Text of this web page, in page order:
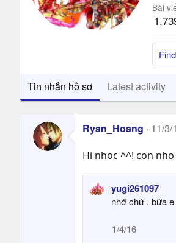
Bài
Find
Tin nhắn hồ sơ Latest activity
Ryan_Hoang 11/3/
Hi nhoc ^^! con nho
yugi261097
nhớ chứ . bữa
1/4/16